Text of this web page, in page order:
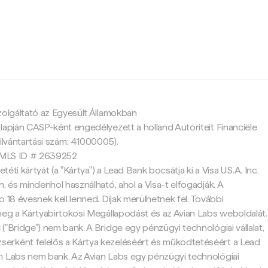
az Egyesült Államokban
CASP-ként engedélyezett a holland Autoriteit Financiële
szám: 41000005).
ID # 2639252
kártyát (a "Kártya") a Lead Bank bocsátja ki a Visa U.S.A. Inc.
és mindenhol használható, ahol a Visa-t elfogadják. A
18 évesnek kell lenned. Díjak merülhetnek fel. További
a Kártyabirtokosi Megállapodást és az Avian Labs weboldalát.
nem bank. A Bridge egy pénzügyi technológiai vállalat,
felelős a Kártya kezeléséért és működtetéséért a Lead
Labs nem bank. Az Avian Labs egy pénzügyi technológiai